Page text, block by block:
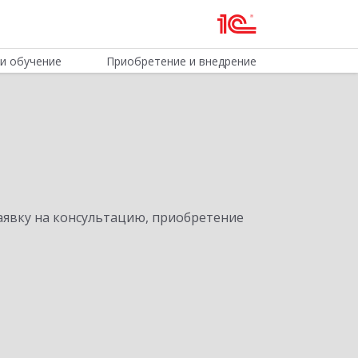
обучение Приобретение и внедрение
на консультацию, приобретение